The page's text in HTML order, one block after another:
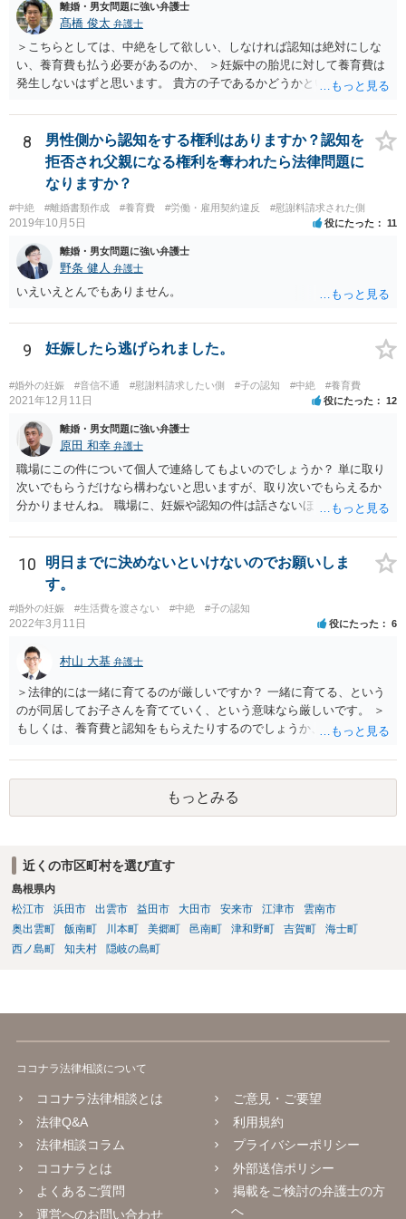
離婚・男女問題に強い弁護士
髙橋 俊太 弁護士
＞こちらとしては、中絶をして欲しい、しなければ認知は絶対にしな
い、養育費も払う必要があるのか、 ＞妊娠中の胎児に対して養育費は
発生しないはずと思います。 貴方の子であるかどうかという問題は残
すが、仮に貴方の子であれば、認知はせざるを得ず、養育費の支払義
務も生じることになります。なお、妊娠中の胎児については、（事前
に話し合って養育費の取り決めをしておくことはできますが、母親が
胎児を代理して）養育費を請求することはできません。
8
男性側から認知をする権利はありますか？認知を
拒否され父親になる権利を奪われたら法律問題に
なりますか？
#中絶 #離婚書類作成 #養育費 #労働・雇用契約違反 #慰謝料請求された側
2019年10月5日 役にたった 11
離婚・男女問題に強い弁護士
野条 健人 弁護士
いえいえとんでもありません。
9 妊娠したら逃げられました。
#婚外の妊娠 #音信不通 #慰謝料請求したい側 #子の認知 #中絶 #養育費
2021年12月11日 役にたった 12
離婚・男女問題に強い弁護士
原田 和幸 弁護士
職場にこの件について個人で連絡してもよいのでしょうか？ 単に取り
次いでもらうだけなら構わないと思いますが、取り次いでもらえるか
分かりませんね。 職場に、妊娠や認知の件は話さないほうがよいと思
難しいと思われれば、弁護士に入ってもらうことも検討されてくださ
い。 一度、お近くの弁護士に相談されてみてもよいと思います。
10
明日までに決めないといけないのでお願いしま
す。
#婚外の妊娠 #生活費を渡さない #中絶 #子の認知
2022年3月11日 役にたった 6
村山 大基 弁護士
＞法律的には一緒に育てるのが厳しいですか？ 一緒に育てる、という
のが同居してお子さんを育てていく、という意味なら厳しいです。 ＞
もしくは、養育費と認知をもらえたりするのでしょうか、 相手が認知
す。 また、認知されたことを前提に、父親として子を養う義務があり
ますので、 養育費を請求できます。 ただ、極端な話相手に収入がなか
ったり、行方不明だったりすると、実際上の回収が難しい可能性はあ
ります。
もっとみる
近くの市区町村を選び直す
島根県内
松江市
浜田市 出雲市 益田市 大田市 安来市 江津市
雲南市
奥出雲町
飯南町 川本町 美郷町 邑南町 津和野町 吉賀町
海士町
西ノ島町
知夫村 隠岐の島町
ココナラ法律相談について
ココナラ法律相談とは
法律Q&A
法律相談コラム
ココナラとは
よくあるご質問
運営へのお問い合わせ
ご意見・ご要望
利用規約
プライバシーポリシー
外部送信ポリシー
掲載をご検討の弁護士の方
へ